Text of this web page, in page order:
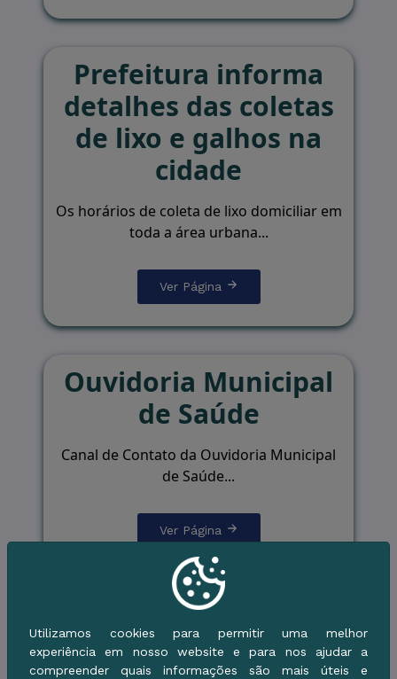
Prefeitura informa
detalhes das coletas
de lixo e galhos na
cidade
Os horários de coleta de lixo domiciliar em
toda a área urbana...
Ver Página
Ouvidoria Municipal
de Saúde
Canal de Contato da Ouvidoria Municipal
de Saúde...
Ver Página
2ª Conferência
Municipal de Gestão
Utilizamos cookies para permitir uma melhor
experiência em nosso website e para nos ajudar a
compreender quais informações são mais úteis e